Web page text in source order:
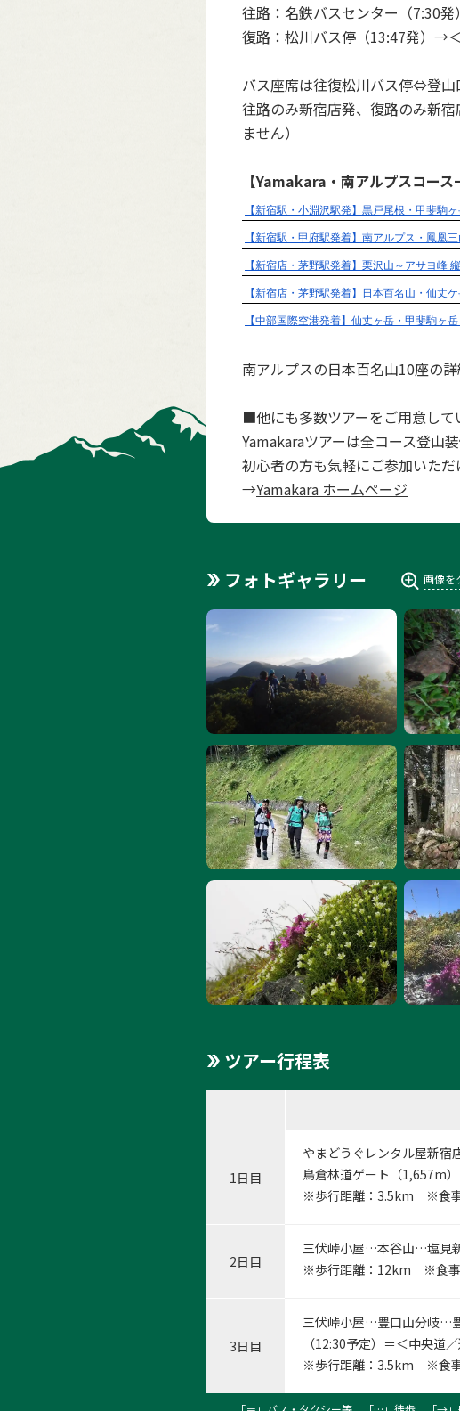
往路：名鉄バスセンター（7:30
復路：松川バス停（13:47発）→
バス座席は往復松川バス停⇔登山
往路のみ新宿店発、復路のみ新
ません）
【Yamakara・南アルプスコース
南アルプスの日本百名山10座の
■他にも多数ツアーをご用意して
Yamakaraツアーは全コース登山
初心者の方も気軽にご参加いた
→Yamakara ホームページ
フォトギャラリー 画像を
ツアー行程表
1日目
やまどうぐレンタル屋新宿
鳥倉林道ゲート（1,657m
※歩行距離：3.5km ※食
2日目
三伏峠小屋…本谷山…塩見
※歩行距離：12km ※食
3日目
三伏峠小屋…豊口山分岐…
（12:30予定）＝＜中央道
※歩行距離：3.5km ※食
1:塩見岳 (0)